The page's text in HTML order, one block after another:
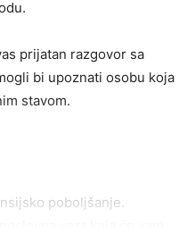
prijatan razgovor sa
bi upoznati osobu koja
stavom.
poboljšanje.